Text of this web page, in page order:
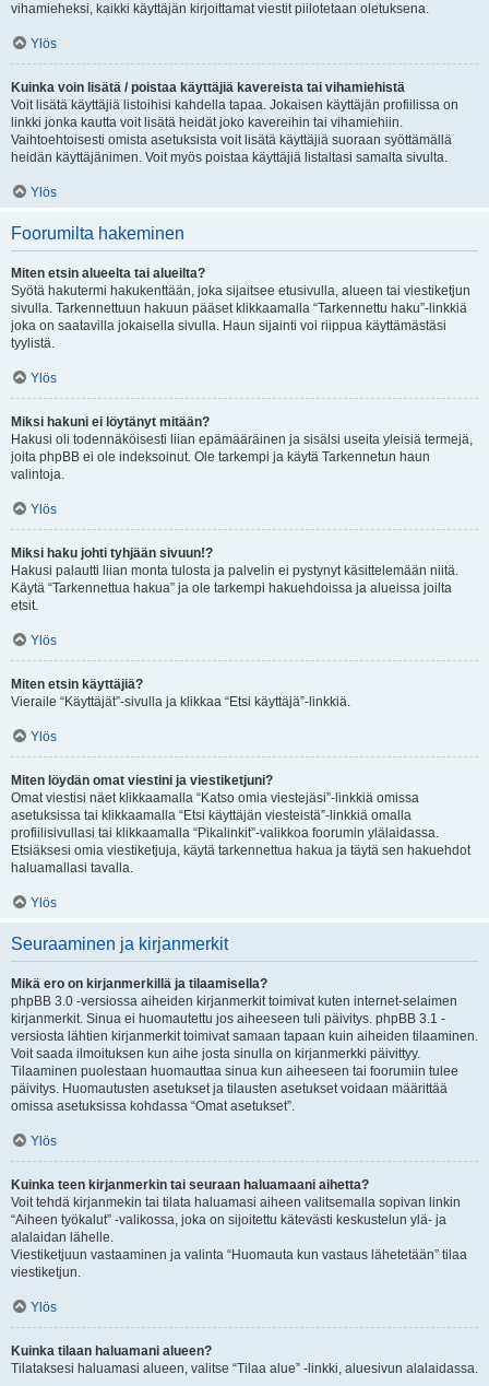
vihamieheksi, kaikki käyttäjän kirjoittamat viestit piilotetaan oletuksena.
Ylös
Kuinka voin lisätä / poistaa käyttäjiä kavereista tai vihamiehistä
Voit lisätä käyttäjiä listoihisi kahdella tapaa. Jokaisen käyttäjän profiilissa on
linkki jonka kautta voit lisätä heidät joko kavereihin tai vihamiehiin.
Vaihtoehtoisesti omista asetuksista voit lisätä käyttäjiä suoraan syöttämällä
heidän käyttäjänimen. Voit myös poistaa käyttäjiä listaltasi samalta sivulta.
Ylös
Foorumilta hakeminen
Miten etsin alueelta tai alueilta?
Syötä hakutermi hakukenttään, joka sijaitsee etusivulla, alueen tai viestiketjun
sivulla. Tarkennettuun hakuun pääset klikkaamalla “Tarkennettu haku”-linkkiä
joka on saatavilla jokaisella sivulla. Haun sijainti voi riippua käyttämästäsi
tyylistä.
Ylös
Miksi hakuni ei löytänyt mitään?
Hakusi oli todennäköisesti liian epämääräinen ja sisälsi useita yleisiä termejä,
joita phpBB ei ole indeksoinut. Ole tarkempi ja käytä Tarkennetun haun
valintoja.
Ylös
Miksi haku johti tyhjään sivuun!?
Hakusi palautti liian monta tulosta ja palvelin ei pystynyt käsittelemään niitä.
Käytä “Tarkennettua hakua” ja ole tarkempi hakuehdoissa ja alueissa joilta
etsit.
Ylös
Miten etsin käyttäjiä?
Vieraile “Käyttäjät”-sivulla ja klikkaa “Etsi käyttäjä”-linkkiä.
Ylös
Miten löydän omat viestini ja viestiketjuni?
Omat viestisi näet klikkaamalla “Katso omia viestejäsi”-linkkiä omissa
asetuksissa tai klikkaamalla “Etsi käyttäjän viesteistä”-linkkiä omalla
profiilisivullasi tai klikkaamalla “Pikalinkit”-valikkoa foorumin ylälaidassa.
Etsiäksesi omia viestiketjuja, käytä tarkennettua hakua ja täytä sen hakuehdot
haluamallasi tavalla.
Ylös
Seuraaminen ja kirjanmerkit
Mikä ero on kirjanmerkillä ja tilaamisella?
phpBB 3.0 -versiossa aiheiden kirjanmerkit toimivat kuten internet-selaimen
kirjanmerkit. Sinua ei huomautettu jos aiheeseen tuli päivitys. phpBB 3.1 -
versiosta lähtien kirjanmerkit toimivat samaan tapaan kuin aiheiden tilaaminen.
Voit saada ilmoituksen kun aihe josta sinulla on kirjanmerkki päivittyy.
Tilaaminen puolestaan huomauttaa sinua kun aiheeseen tai foorumiin tulee
päivitys. Huomautusten asetukset ja tilausten asetukset voidaan määrittää
omissa asetuksissa kohdassa “Omat asetukset”.
Ylös
Kuinka teen kirjanmerkin tai seuraan haluamaani aihetta?
Voit tehdä kirjanmekin tai tilata haluamasi aiheen valitsemalla sopivan linkin
“Aiheen työkalut” -valikossa, joka on sijoitettu kätevästi keskustelun ylä- ja
alalaidan lähelle.
Viestiketjuun vastaaminen ja valinta “Huomauta kun vastaus lähetetään” tilaa
viestiketjun.
Ylös
Kuinka tilaan haluamani alueen?
Tilataksesi haluamasi alueen, valitse “Tilaa alue” -linkki, aluesivun alalaidassa.